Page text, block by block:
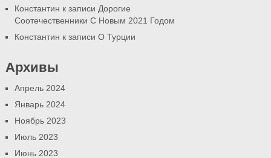
Константин к записи Дорогие
Соотечественники С Новым 2021 Годом
Константин к записи О Турции
Архивы
Апрель 2024
Январь 2024
Ноябрь 2023
Июль 2023
Июнь 2023